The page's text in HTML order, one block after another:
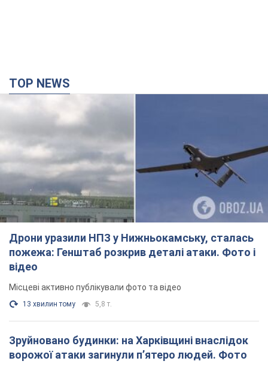
Дрони уразили НПЗ у Нижньокамську, сталась
відео
Місцеві активно публікували фото та відео
13 хвилин тому
Зруйновано будинки: на Харківщині внаслідок
ворожої атаки загинули п’ятеро людей. Фото
Правоохоронці документують наслідки атаки та фіксують
воєнний злочин
24 хвилини тому 1,1 т.
СБУ затримала блогера, який коригував
російські удари на Донеччині. Фото
Також зловмисник агітував місцевих жителів підтримувати
російські збройні формування